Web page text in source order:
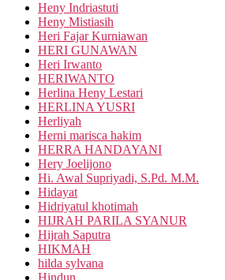
Heny Indriastuti
Heny Mistiasih
Heri Fajar Kurniawan
HERI GUNAWAN
Heri Irwanto
HERIWANTO
Herlina Heny Lestari
HERLINA YUSRI
Herliyah
Herni marisca hakim
HERRA HANDAYANI
Hery Joelijono
Hi. Awal Supriyadi, S.Pd. M.M.
Hidayat
Hidriyatul khotimah
HIJRAH PARILA SYANUR
Hijrah Saputra
HIKMAH
hilda sylvana
Hindun